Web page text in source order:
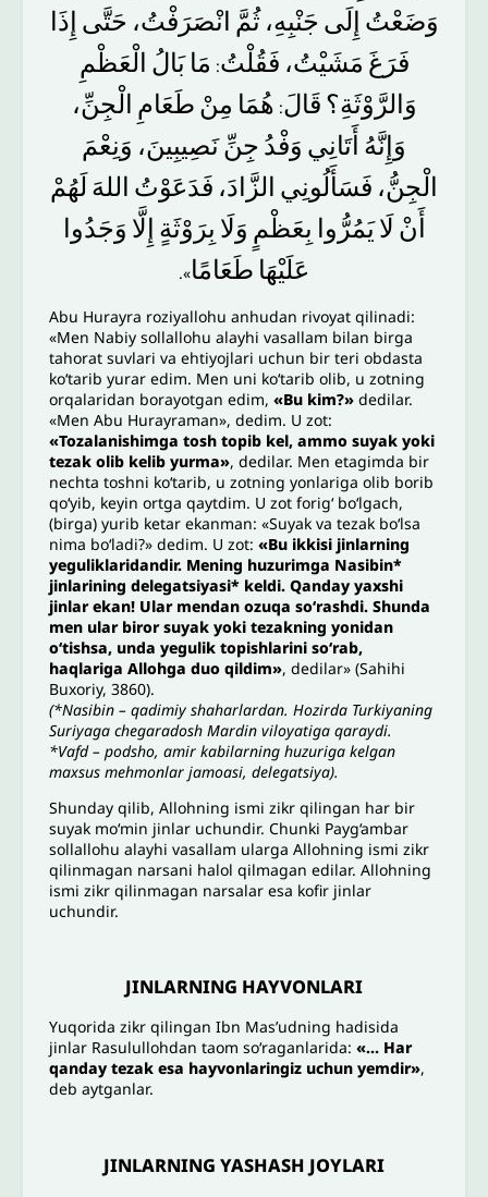
وَضَعْتُ إِلَى جَنْبِهِ، ثُمَّ انْصَرَفْتُ، حَتَّى إِذَا
فَرَغَ مَشَيْتُ، فَقُلْتُ: مَا بَالُ الْعَظْمِ
وَالرَّوْثَةِ؟ قَالَ: هُمَا مِنْ طَعَامِ الْجِنِّ،
وَإِنَّهُ أَتَانِي وَفْدُ جِنِّنَصِيبِينَ، وَنِعْمَ
الْجِنُّ، فَسَأَلُونِي الزَّادَ، فَدَعَوْتُ اللهَ لَهُمْ
أَنْ لَا يَمُرُّوا بِعَظْمٍ وَلَا بِرَوْثَةٍ إِلَّا وَجَدُوا
عَلَيْهَا طَعَامًا».
Abu Hurayra roziyallohu anhudan rivoyat qilinadi:
«Men Nabiy sollallohu alayhi vasallam bilan birga
tahorat suvlari va ehtiyojlari uchun bir teri obdasta
ko‘tarib yurar edim. Men uni ko‘tarib olib, u zotning
orqalaridan borayotgan edim,«Bu kim?» dedilar.
«Men Abu Hurayraman», dedim. U zot:
«Tozalanishimga tosh topib kel, ammo suyak yoki
tezak olib kelib yurma», dedilar. Men etagimda bir
nechta toshni ko‘tarib, u zotning yonlariga olib borib
qo‘yib, keyin ortga qaytdim. U zot forig‘ bo‘lgach,
(birga) yurib ketar ekanman: «Suyak va tezak bo‘lsa
nima bo‘ladi?» dedim. U zot:«Bu ikkisi jinlarning
yeguliklaridandir. Mening huzurimga Nasibin*
jinlarining delegatsiyasi* keldi. Qanday yaxshi
jinlar ekan! Ular mendan ozuqa so‘rashdi. Shunda
men ular biror suyak yoki tezakning yonidan
o‘tishsa, unda yegulik topishlarini so‘rab,
haqlariga Allohga duo qildim», dedilar» (Sahihi
Buxoriy, 3860).
(*Nasibin – qadimiy shaharlardan. Hozirda Turkiyaning
Suriyaga chegaradosh Mardin viloyatiga qaraydi.
*Vafd – podsho, amir kabilarning huzuriga kelgan
maxsus mehmonlar jamoasi, delegatsiya).
Shunday qilib, Allohning ismi zikr qilingan har bir
suyak mo‘min jinlar uchundir. Chunki Payg‘ambar
sollallohu alayhi vasallam ularga Allohning ismi zikr
qilinmagan narsani halol qilmagan edilar. Allohning
ismi zikr qilinmagan narsalar esa kofir jinlar
uchundir.
JINLARNING HAYVONLARI
Yuqorida zikr qilingan Ibn Mas’udning hadisida
jinlar Rasulullohdan taom so‘raganlarida:«… Har
qanday tezak esa hayvonlaringiz uchun yemdir»,
deb aytganlar.
JINLARNING YASHASH JOYLARI